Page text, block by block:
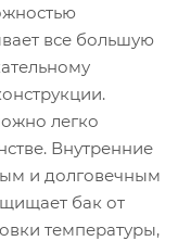
все большую
легко
Внутренние
и долговечным
бак от
температуры,